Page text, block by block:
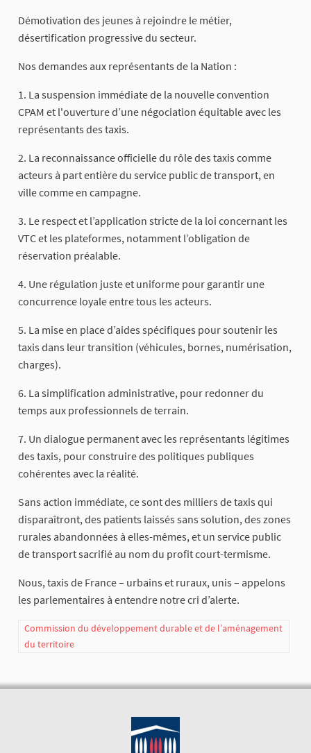
Démotivation des jeunes à rejoindre le métier,
désertification progressive du secteur.
Nos demandes aux représentants de la Nation :
1. La suspension immédiate de la nouvelle convention
CPAM et l'ouverture d’une négociation équitable avec les
représentants des taxis.
2. La reconnaissance officielle du rôle des taxis comme
acteurs à part entière du service public de transport, en
ville comme en campagne.
3. Le respect et l’application stricte de la loi concernant les
VTC et les plateformes, notamment l’obligation de
réservation préalable.
4. Une régulation juste et uniforme pour garantir une
concurrence loyale entre tous les acteurs.
5. La mise en place d’aides spécifiques pour soutenir les
taxis dans leur transition (véhicules, bornes, numérisation,
charges).
6. La simplification administrative, pour redonner du
temps aux professionnels de terrain.
7. Un dialogue permanent avec les représentants légitimes
des taxis, pour construire des politiques publiques
cohérentes avec la réalité.
Sans action immédiate, ce sont des milliers de taxis qui
disparaîtront, des patients laissés sans solution, des zones
rurales abandonnées à elles-mêmes, et un service public
de transport sacrifié au nom du profit court-termisme.
Nous, taxis de France – urbains et ruraux, unis – appelons
les parlementaires à entendre notre cri d’alerte.
Commission du développement durable et de l’aménagement
du territoire